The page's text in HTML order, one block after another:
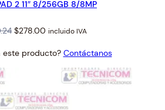
2 11″ 8/256GB 8/8MP
Original
was:
$278.00 Current
is:
$278.00.
incluido IVA
este producto? Contáctanos